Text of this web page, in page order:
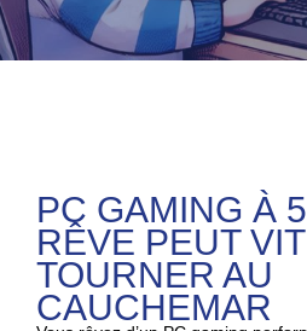
PC GAMING À
RÊVE PEUT
TOURNER AU
CAUCHEMAR